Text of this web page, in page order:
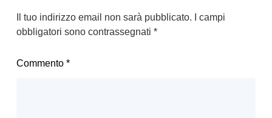
Il tuo indirizzo email non sarà pubblicato.
I campi
obbligatori sono contrassegnati *
Commento *